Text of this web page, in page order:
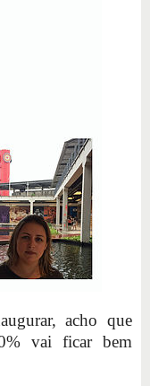
acho que
vai ficar bem